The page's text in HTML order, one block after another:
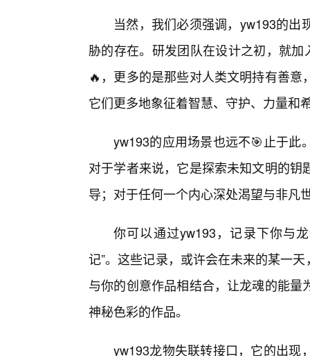
当然，我们必须强调，yw193的出
胁的存在。研发团队在设计之初，就
🔥，更多的是那些对人类文明持有善
它们更多地象征着智慧、守护、力量和
yw193的应用场景也远不🎯止于此
对于学者来说，它是探索未知文明的
导；对于任何一个内心深处渴望与非凡
你可以通过yw193，记录下你与
记”。这些记录，或许会在未来的某一
与你的创意作品相结合，让龙魂的能
神秘色彩的作品。
yw193龙物失联转接口，它的出现